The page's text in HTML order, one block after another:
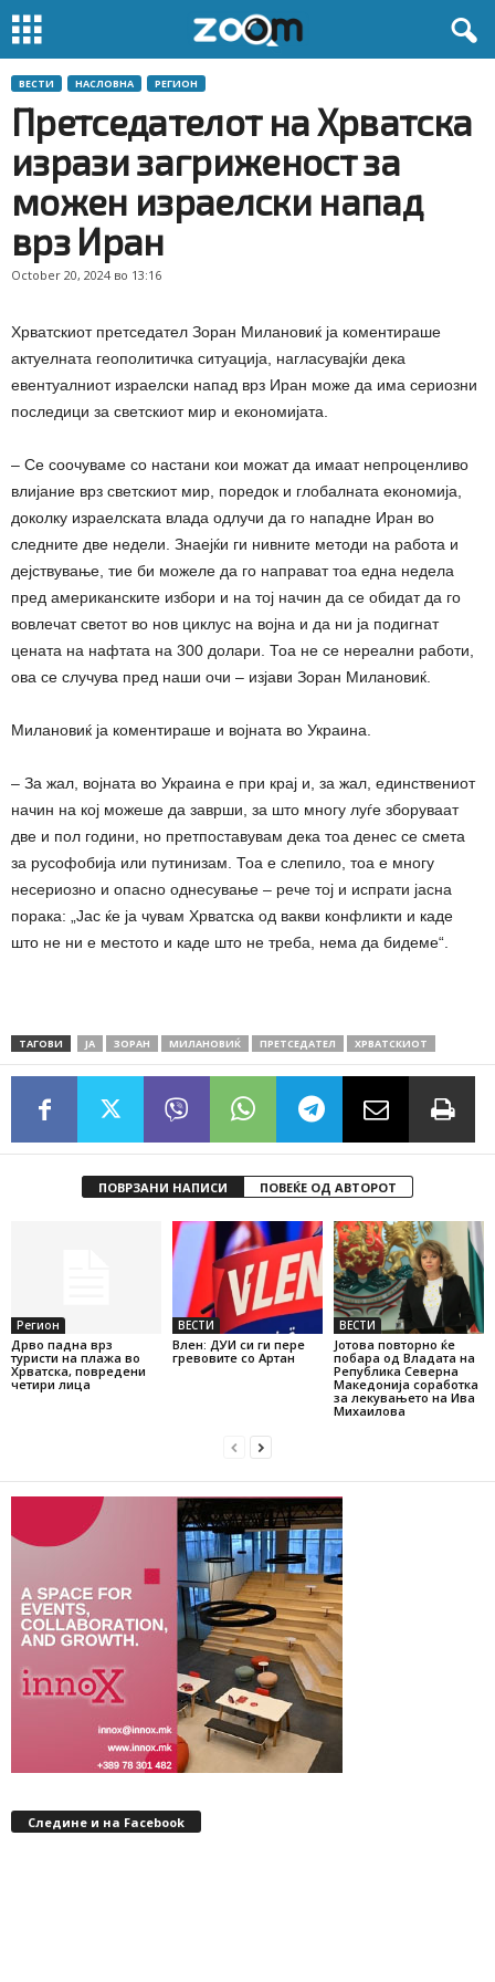
ВЕСТИ НАСЛОВНА РЕГИОН
Претседателот на Хрватска
изрази загриженост за
можен израелски напад
врз Иран
October 20, 2024 во 13:16
Хрватскиот претседател Зоран Милановиќ ја коментираше
актуелната геополитичка ситуација, нагласувајќи дека
евентуалниот израелски напад врз Иран може да има сериозни
последици за светскиот мир и економијата.
– Се соочуваме со настани кои можат да имаат непроценливо
влијание врз светскиот мир, поредок и глобалната економија,
доколку израелската влада одлучи да го нападне Иран во
следните две недели. Знаејќи ги нивните методи на работа и
дејствување, тие би можеле да го направат тоа една недела
пред американските избори и на тој начин да се обидат да го
вовлечат светот во нов циклус на војна и да ни ја подигнат
цената на нафтата на 300 долари. Тоа не се нереални работи,
ова се случува пред наши очи – изјави Зоран Милановиќ.
Милановиќ ја коментираше и војната во Украина.
– За жал, војната во Украина е при крај и, за жал, единствениот
начин на кој можеше да заврши, за што многу луѓе зборуваат
две и пол години, но претпоставувам дека тоа денес се смета
за русофобија или путинизам. Тоа е слепило, тоа е многу
несериозно и опасно однесување – рече тој и испрати јасна
порака: „Јас ќе ја чувам Хрватска од вакви конфликти и каде
што не ни е местото и каде што не треба, нема да бидеме“.
ТАГОВИ ЈА ЗОРАН МИЛАНОВИЌ ПРЕТСЕДАТЕЛ ХРВАТСКИОТ
ПОВРЗАНИ НАПИСИ ПОВЕЌЕ ОД АВТОРОТ
Регион
Дрво падна врз
туристи на плажа во
Хрватска, повредени
четири лица
ВЕСТИ
Влен: ДУИ си ги пере
гревовите со Артан
ВЕСТИ
Јотова повторно ќе
побара од Владата на
Република Северна
Македонија соработка
за лекувањето на Ива
Михаилова
Следине и на Facebook